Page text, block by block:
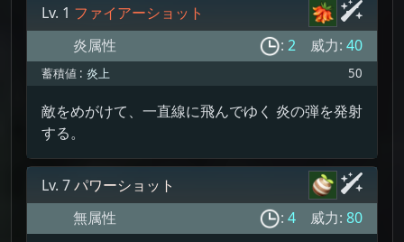
Lv. 1 ファイアーショット
炎属性
: 2 威力: 40
蓄積値 : 炎上 50
敵をめがけて、一直線に飛んでゆく 炎の弾を発射
する。
Lv. 7パワーショット
無属性
: 4 威力: 80